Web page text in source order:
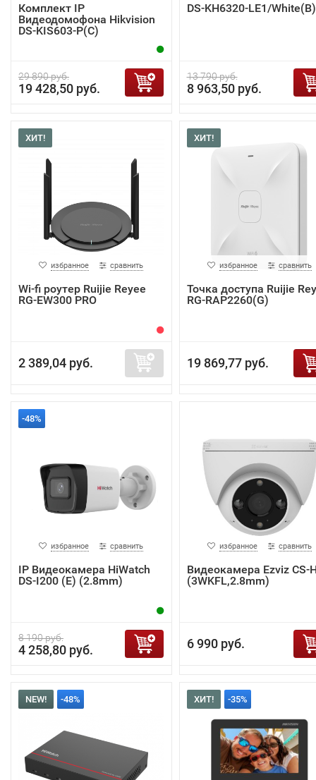
Комплект IP
Видеодомофона Hikvision
DS-KIS603-P(C)
29 890 руб.
19 428,50 руб.
DS-KH6320-LE1/White(B)
13 790 руб.
8 963,50 руб.
ХИТ!
избранное сравнить
Wi-fi роутер Ruijie Reyee
RG-EW300 PRO
2 389,04 руб.
ХИТ!
избранное сравнить
Точка доступа Ruijie
RG-RAP2260(G)
19 869,77 руб.
-48%
избранное сравнить
IP Видеокамера HiWatch
DS-I200 (E) (2.8mm)
8 190 руб.
4 258,80 руб.
избранное сравнить
Видеокамера Ezviz CS-
(3WKFL,2.8mm)
6 990 руб.
NEW! -48% ХИТ! -35%